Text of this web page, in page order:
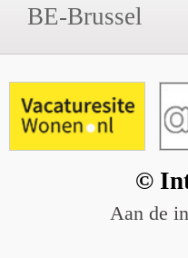
BE-Brussel
©
Aan de